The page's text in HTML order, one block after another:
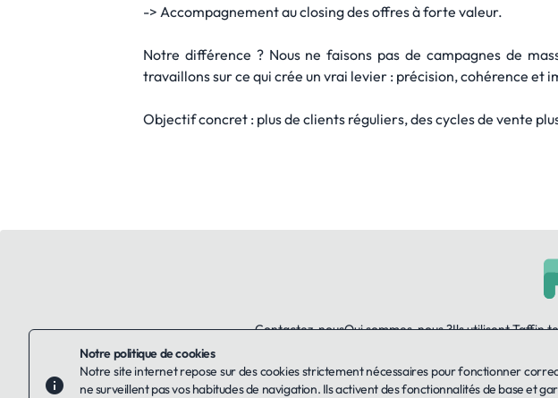
-> Accompagnement au closing des offres à forte valeur.
Notre différence ? Nous ne faisons pas de campagnes de
travaillons sur ce qui crée un vrai levier : précision, cohérence et
Objectif concret : plus de clients réguliers, des cycles de vente
Contactez-nousQui sommes-nous ?Ils utilisent
Notre politique de cookies
Notre site internet repose sur des cookies strictement nécessaires pour fonctionner
ne surveillent pas vos habitudes de navigation. Ils activent des fonctionnalités de base et